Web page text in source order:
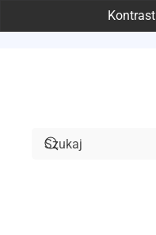
Kontrast